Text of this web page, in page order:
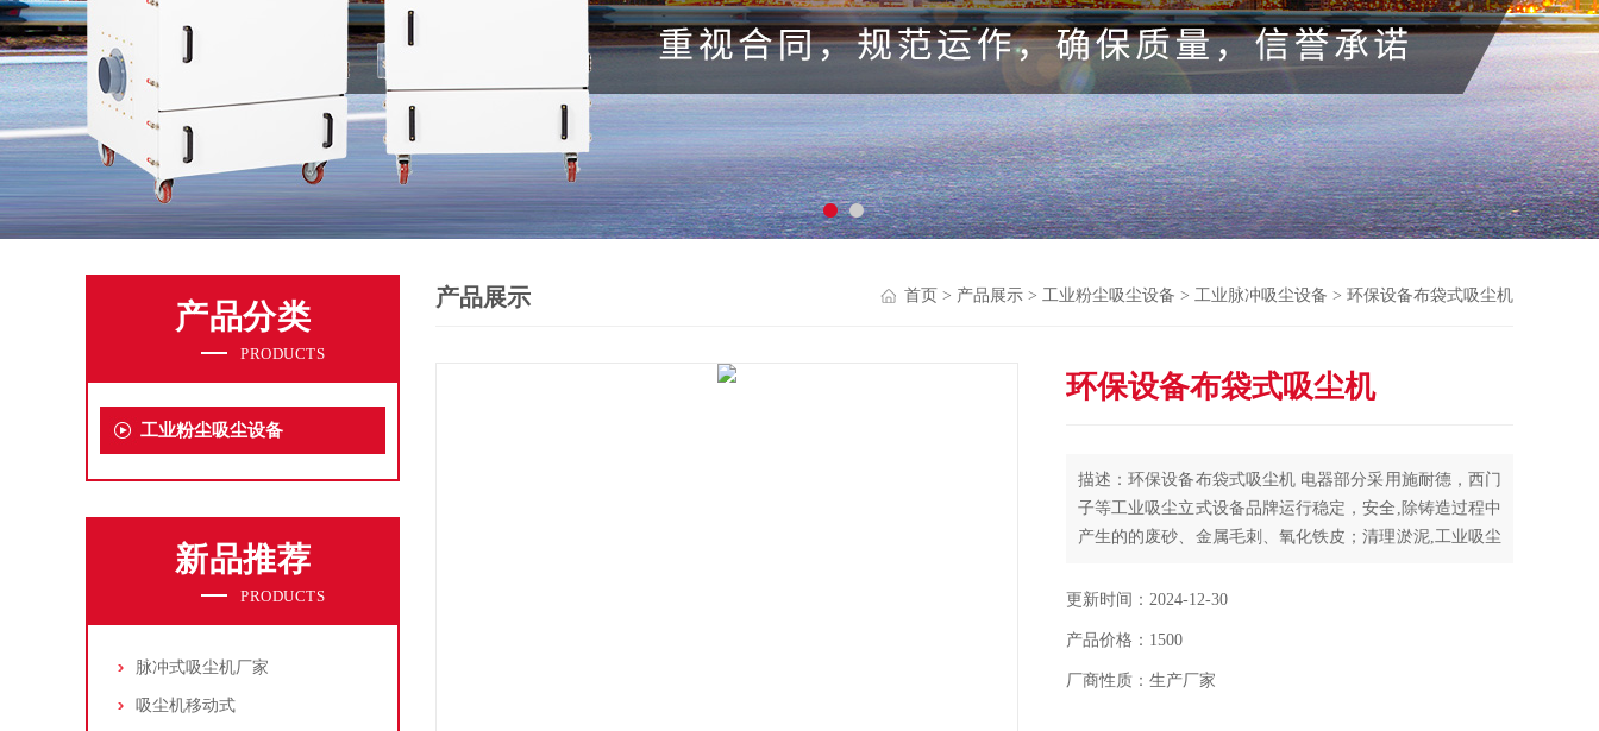
产品分类
PRODUCTS
工业粉尘吸尘设备
新品推荐
PRODUCTS
脉冲式吸尘机厂家
吸尘机移动式
产品展示 首页 > 产品展示 > 工业粉尘吸尘设备 > 工业脉冲吸尘设备 > 环保设备布袋式吸尘机
环保设备布袋式吸尘机
描述：环保设备布袋式吸尘机 电器部分采用施耐德，西门
子等工业吸尘立式设备品牌运行稳定，安全,除铸造过程中
产生的的废砂、金属毛刺、氧化铁皮；清理淤泥,工业吸尘
更新时间：2024-12-30
产品价格：1500
厂商性质：生产厂家